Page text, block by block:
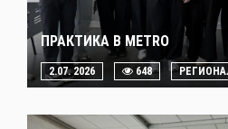
ПРАКТИКА В METRO
2.07. 2026 648